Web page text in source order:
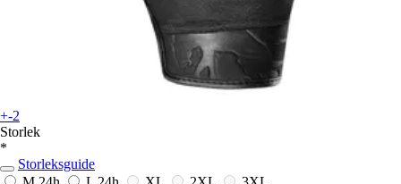
+-2
Storlek
*
Storleksguide